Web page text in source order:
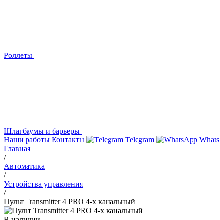
Роллеты
Шлагбаумы и барьеры
Наши работы Контакты Telegram
Главная
/
Автоматика
/
Устройства управления
/
Пульт Transmitter 4 PRO 4-х канальный